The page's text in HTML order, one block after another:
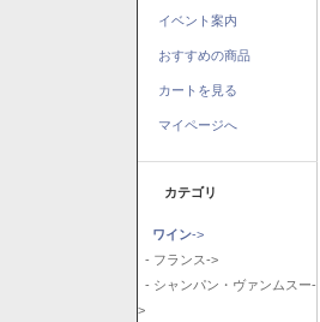
イベント案内
おすすめの商品
カートを見る
マイページへ
カテゴリ
ワイン->
- フランス->
- シャンパン・ヴァンムスー-
>